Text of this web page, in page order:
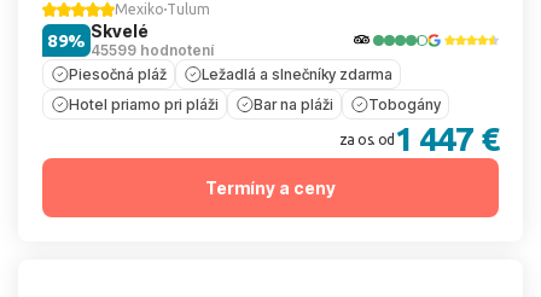
Mexiko Tulum
Skvelé
45599 hodnotení
89%
Piesočná pláž
Ležadlá a slnečníky zdarma
Hotel priamo pri pláži
Bar na pláži Tobogány
za os. od 1 447 €
Termíny a ceny